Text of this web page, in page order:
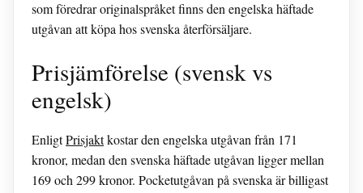
som föredrar originalspråket finns den engelska häftade
utgåvan att köpa hos svenska återförsäljare.
Prisjämförelse (svensk vs
engelsk)
EnligtPrisjaktkostar den engelska utgåvan från 171
kronor, medan den svenska häftade utgåvan ligger mellan
169 och 299 kronor. Pocketutgåvan på svenska är billigast